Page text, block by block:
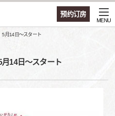
预约订房
MENU
5月14日～スタート
月14日～スタート